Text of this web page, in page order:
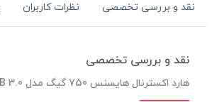
نقد و بررسی تخصصی نظرات کاربران
نقد و بررسی تخصصی
هارد اکسترنال هایسنس 750 گیگ مدل Haysenser USB 3.0